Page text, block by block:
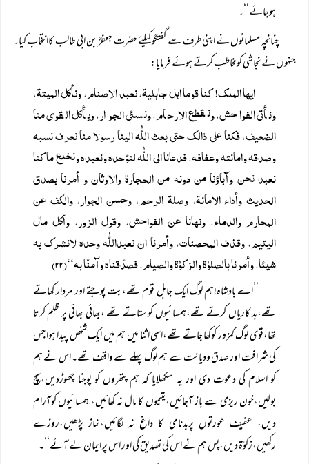
ہوجائے‘‘۔
چنانچہ مسلمانوں نے اپنی طرف سے گفتگو کیلئے حضرت جعفرؓ بن ابی طالب کاانتخاب کیا۔
جنہوں نے نجاشی کومخاطب کرتے ہوئے فرمایا:
ایھا الملک! کنا قوما اہل جاہلیۃ، نعبد الاصنام، ونأکل المیتۃ،
ونأتی الفواحش، ونقطع الارحام، ونسئی الجوار، ویأکل القوی منا
الضعیف، فکنا علی ذالک حتی بعث اللّٰہ الینا رسولا منا نعرف نسبہ
وصدقہ وامانتہ وعفافہ، فدعانا الی اللّٰہ لنوّحدہ ونعبدہ ونخلع ما کنا
نعبد نحن وآباؤنا من دونہ من الحجارۃ والاوثان و أمرنا بصدق
الحدیث وأداء الامانۃ، وصلۃ الرحم، وحسن الجوار، والکف عن
المحارم والدماء، ونھانا عن الفواحش، وقول الزور، وأکل مال
الیتیم، وقذف المحصنات، وأمرنا ان نعبداللّٰہ وحدہ لانشرک بہ
شیئا، وأمرنا بالصلوٰۃ والزکوٰۃ والصیام، فصدّقناہ وآمنّا بہ‘‘(۲۲)
’’اے بادشاہ!ہم لوگ ایک جاہل قوم تھے،بت پوجتے اور مردار کھاتے
تھے،بد کاریاں کرتے تھے،ہمسائیوں کو ستاتے تھے ،بھائی بھائی پر ظلم کرتا
تھا،قوی لوگ کمزور کوکھا جاتے تھے،اسی اثنا میں ہم میں ایک شخص پیدا ہوا جس
کی شرافت اور صدق ودیانت سے ہم لوگ پہلے سے واقف تھے۔ اس نے ہم
کو اسلام کی دعوت دی اور یہ سکھلایا کہ ہم پتھروں کو پوجنا چھوڑدیں،سچ
بولیں،خون ریزی سے باز آجائیں،یتیموں کا مال نہ کھائیں، ہمسائیوں کوآرام
دیں، عفیف عورتوں پربدنامی کا داغ نہ لگائیں،نماز پڑھیں،روزے
رکھیں،زکوٰۃ دیں،پس ہم نے اس کی تصدیق کی اور اس پر ایمان لے آئے‘‘۔